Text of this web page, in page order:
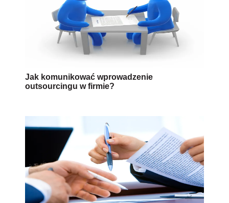
Jak komunikować wprowadzenie
outsourcingu w firmie?